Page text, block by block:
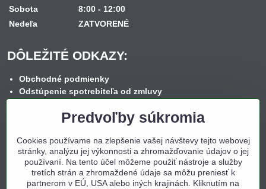
Sobota
8:00 - 12:00
Nedeľa
ZATVORENÉ
DÔLEŽITÉ ODKAZY:
Obchodné podmienky
Odstúpenie spotrebiteľa od zmluvy
Reklamačný formulár
Spôsob platby
Nákup na splátky
Ochrana osobných údajov
Cookies
Predvoľby súkromia
Cookies používame na zlepšenie vašej návštevy tejto webovej
stránky, analýzu jej výkonnosti a zhromažďovanie údajov o jej
používaní. Na tento účel môžeme použiť nástroje a služby
tretích strán a zhromaždené údaje sa môžu preniesť k
partnerom v EÚ, USA alebo iných krajinách. Kliknutím na